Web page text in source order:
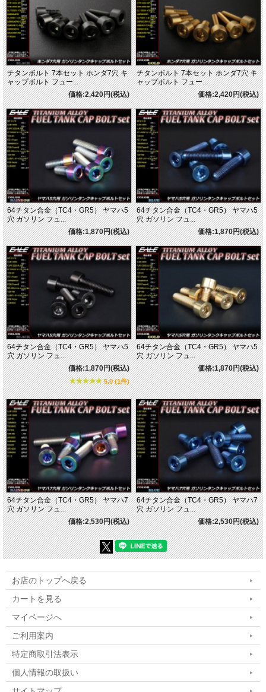
チタンボルト 7本セット ホンダ7穴 キ
ャップボルト フュー...
価格:2,420円(税込)
チタンボルト 7本セット ホンダ7穴 キ
ャップボルト フュー...
価格:2,420円(税込)
64チタン合金（TC4・GR5） ヤマハ5
穴 ガソリン フュ...
価格:1,870円(税込)
64チタン合金（TC4・GR5） ヤマハ5
穴 ガソリン フュ...
価格:1,870円(税込)
64チタン合金（TC4・GR5） ヤマハ5
穴 ガソリン フュ...
価格:1,870円(税込)
5.0 (1件)
64チタン合金（TC4・GR5） ヤマハ5
穴 ガソリン フュ...
価格:1,870円(税込)
64チタン合金（TC4・GR5） ヤマハ7
穴 ガソリン フュ...
価格:2,530円(税込)
64チタン合金（TC4・GR5） ヤマハ7
穴 ガソリン フュ...
価格:2,530円(税込)
お店のトップへ戻る
カートを見る
マイページへ
ご利用案内
特定商取引法表示
個人情報の取扱い